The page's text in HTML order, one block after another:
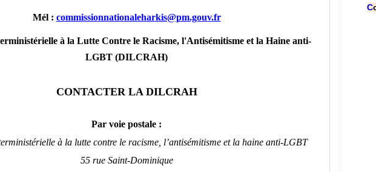
Mél : commissionnationaleharkis@pm.gouv.fr
à la Lutte Contre le Racisme, l'Antisémitisme et la Haine anti-
LGBT (DILCRAH)
CONTACTER LA DILCRAH
Par voie postale :
à la lutte contre le racisme, l’antisémitisme et la haine anti-LGBT
55 rue Saint-Dominique
C